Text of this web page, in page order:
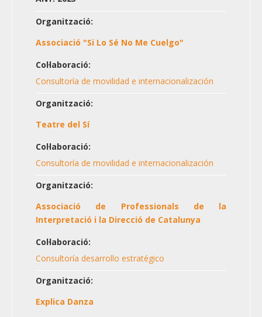
Organització:
Associació "Si Lo Sé No Me Cuelgo"
Col·laboració:
Consultoría de movilidad e internacionalización
Organització:
Teatre del Sí
Col·laboració:
Consultoría de movilidad e internacionalización
Organització:
Associació de Professionals de la
Interpretació i la Direcció de Catalunya
Col·laboració:
Consultoría desarrollo estratégico
Organització:
Explica Danza